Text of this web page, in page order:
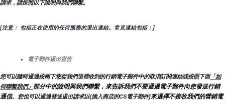
請求，請按照以下說明與我們聯繫。
[注意： 包括正在使用的任何服務的退出連結。常見連結包括：]
電子郵件退出宣告
您可以隨時通過按兩下您從我們這裡收到的行銷電子郵件中的取消訂閱連結或按照下面「如
何聯繫我們」 部分中的說明與我們聯繫，來告訴我們不要通過電子郵件向您發送行銷
通信。您也可以通過發送退出請求以{插入商店的CS電子郵件]來選擇不接收我們的營銷電